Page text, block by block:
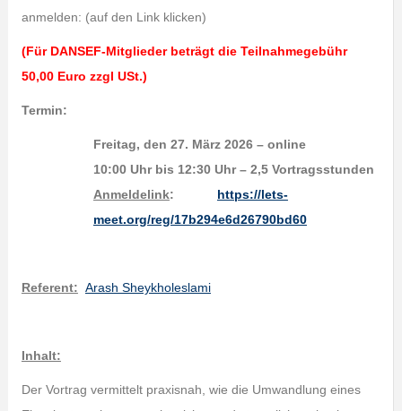
anmelden: (auf den Link klicken)
(Für DANSEF-Mitglieder beträgt die Teilnahmegebühr
50,00 Euro zzgl USt.)
Termin:
Freitag, den 27. März 2026 – online
10:00 Uhr bis 12:30 Uhr – 2,5 Vortragsstunden
Anmeldelink: https://lets-
meet.org/reg/17b294e6d26790bd60
Referent: Arash Sheykholeslami
Inhalt:
Der Vortrag vermittelt praxisnah, wie die Umwandlung eines